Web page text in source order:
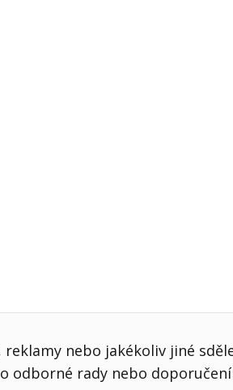
nebo jakékoliv jiné
odborné rady nebo